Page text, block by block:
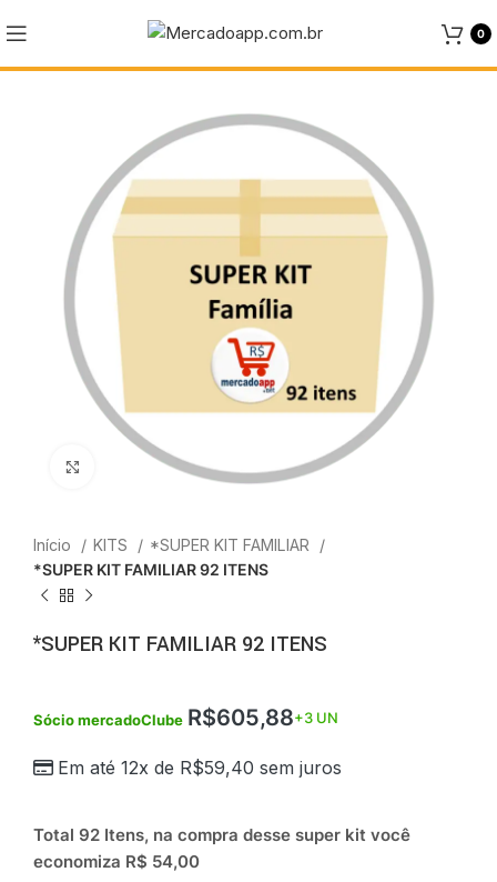
0
Click to enlarge
Início KITS
*SUPER KIT FAMILIAR
*SUPER KIT FAMILIAR 92 ITENS
*SUPER KIT FAMILIAR 92 ITENS
Sócio mercadoClube R$605,88+3 UN
Em até 12x de R$59,40 sem juros
Total 92 Itens, na compra desse super kit você
economiza R$ 54,00